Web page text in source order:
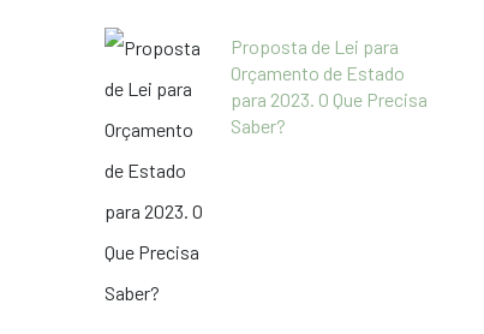
Proposta de Lei para
Orçamento de Estado
para 2023. O Que Precisa
Saber?